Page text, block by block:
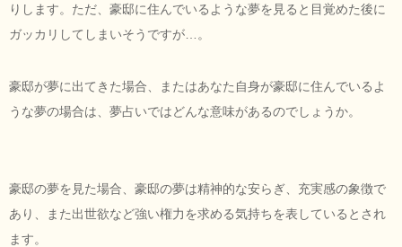
りします。ただ、豪邸に住んでいるような夢を見ると目覚めた後に
ガッカリしてしまいそうですが…。
豪邸が夢に出てきた場合、またはあなた自身が豪邸に住んでいるよ
うな夢の場合は、夢占いではどんな意味があるのでしょうか。
豪邸の夢を見た場合、豪邸の夢は精神的な安らぎ、充実感の象徴で
あり、また出世欲など強い権力を求める気持ちを表しているとされ
ます。